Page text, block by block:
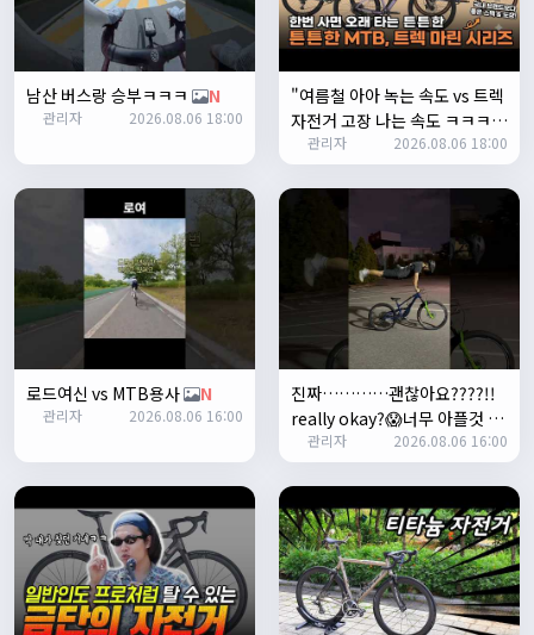
쏭박 17:23:38
테스트 2
쏭박17:23:41
테스트 테스트
쏭박17:24:16
쏭박
사진 업로드 테스트
쏭박17:24:35
테스트 완료입니다 :)
Leepi02:57:35
1
알루미06:16:14
남산 버스랑 승부ㅋㅋㅋ N
관리자 2026.08.06 18:00
"여름철 아아 녹는 속도 vs 트렉
자전거 고장 나는 속도 ㅋㅋㅋ
입문용 MTB 끝판왕 추천"
N
관리자 2026.08.06 18:00
로드여신 vs MTB용사 N
관리자 2026.08.06 16:00
진짜…………괜찮아요????!!
really okay?😱너무 아플것 같
아……ㅜㅜ
N
관리자 2026.08.06 16:00